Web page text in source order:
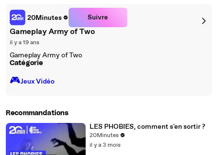
20Minutes Suivre
Gameplay Army of Two
il y a 19 ans
Gameplay Army of Two
Catégorie
🎮️Jeux Vidéo
Recommandations
LES PHOBIES, comment s'en sortir ?
20Minutes
il y a 3 mois